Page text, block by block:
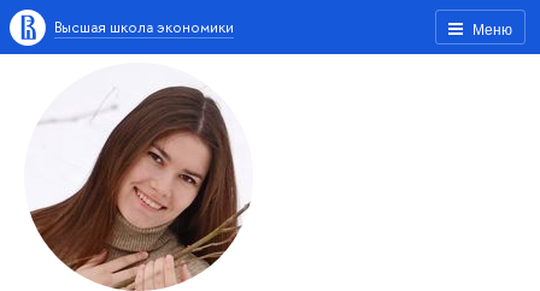
Меню
Высшая школа экономики